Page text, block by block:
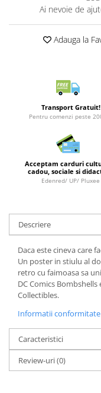
Merch Lex Hobby
Figurine
Plusuri si papusi
Fesuri
Studio Ghibli/My
Totoro/Kiki etc
Minecraft
Carnetele
Dragon Ball
Pokemon
One Piece
Lord of The Rings
Ai nevoie de
Adauga la
Transport Gratuit!
Pentru comenzi peste
Acceptam carduri
cadou, sociale si
Edenred/ UP/ Pluxee
Descriere
Daca este cineva care
Un poster in stiulu al
retro cu faimoasa sa
DC Comics
Collectibles.
Informatii
Caracteristici
Review-uri(0)